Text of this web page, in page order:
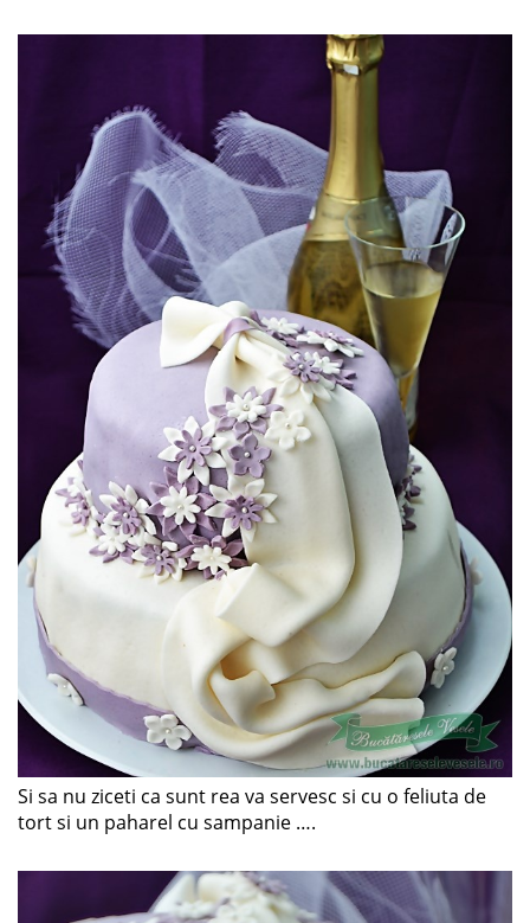
Si sa nu ziceti ca sunt rea va servesc si cu o feliuta de
tort si un paharel cu sampanie ….